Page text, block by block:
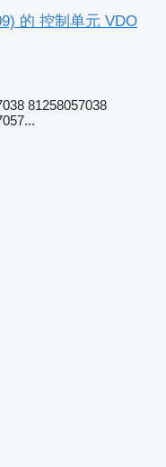
的 控制单元 VDO
81258057038